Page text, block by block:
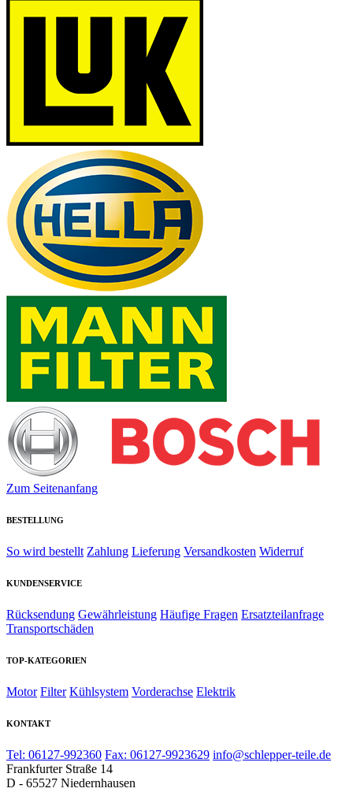
Zum Seitenanfang
BESTELLUNG
So wird bestellt Zahlung Lieferung Versandkosten Widerruf
KUNDENSERVICE
Rücksendung Gewährleistung Häufige Fragen Ersatzteilanfrage
Transportschäden
TOP-KATEGORIEN
Motor Filter Kühlsystem Vorderachse Elektrik
KONTAKT
Tel: 06127-992360 Fax: 06127-9923629 info@schlepper-teile.de
Frankfurter Straße 14
D - 65527 Niedernhausen